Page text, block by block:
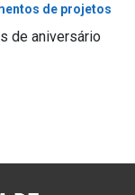
de projetos
de aniversário